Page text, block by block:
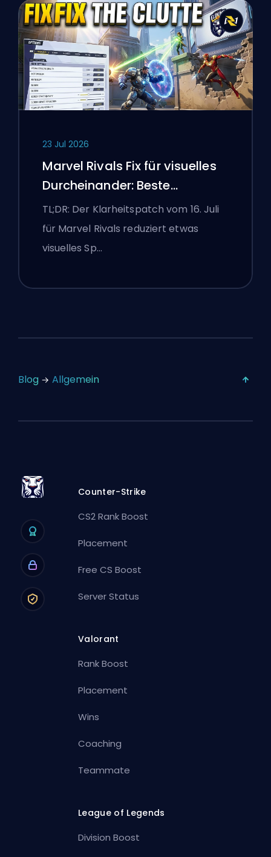
23 Jul 2026
Marvel Rivals Fix für visuelles
Durcheinander: Beste
wettbewerbsorientierte
Einstellungen nach dem Patch
vom 16. Juli
TL;DR: Der Klarheitspatch vom 16. Juli
für Marvel Rivals reduziert etwas
visuelles Sp…
Blog Allgemein
Counter-Strike
CS2 Rank Boost
Placement
Free CS Boost
Server Status
Valorant
Rank Boost
Placement
Wins
Coaching
Teammate
League of Legends
Division Boost